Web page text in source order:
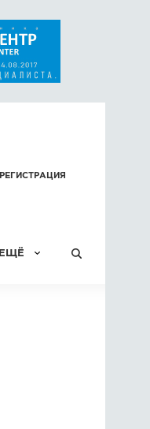
РЕГИСТРАЦИЯ
ЕЩЁ